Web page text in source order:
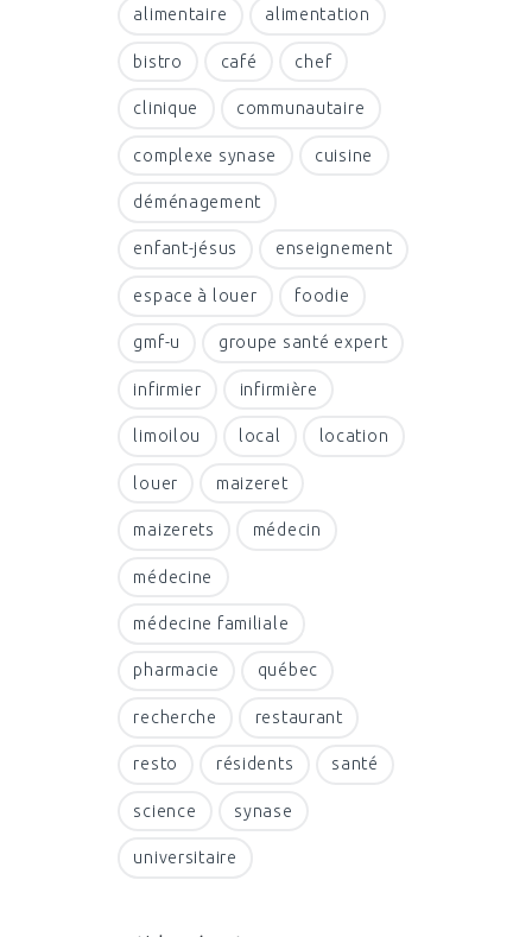
alimentaire alimentation
bistro café chef
clinique communautaire
complexe synase cuisine
déménagement
enfant-jésus enseignement
espace à louer foodie
gmf-u groupe santé expert
infirmier infirmière
limoilou local location
louer maizeret
maizerets médecin
médecine
médecine familiale
pharmacie québec
recherche restaurant
resto résidents santé
science synase
universitaire